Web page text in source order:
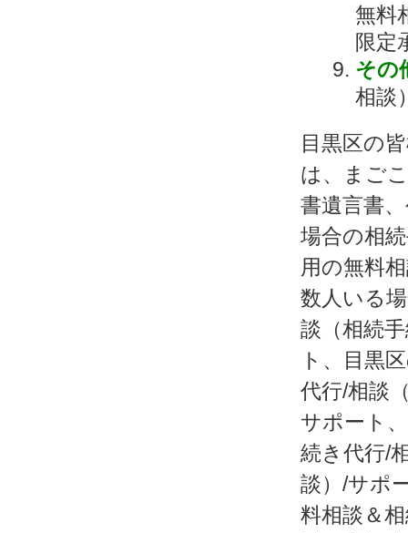
無料
限定
その
相談
目黒区の
は、まご
書遺言書
場合の相
用の無料
数人いる
談（相続
ト、目黒
代行/相談
サポート
続き代行/
談）/サポ
料相談＆